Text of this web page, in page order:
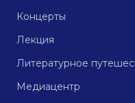
Концерты
Лекция
Литературное
Медиацентр